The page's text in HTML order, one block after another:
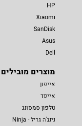
HP
Xiaomi
SanDisk
Asus
Dell
מוצרים מובילים
אייפון
אייפד
טלפון סמסונג
נינג'ה גריל - Ninja